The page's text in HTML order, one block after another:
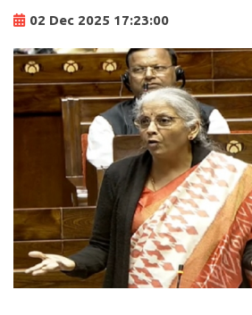
02 Dec 2025 17:23:00